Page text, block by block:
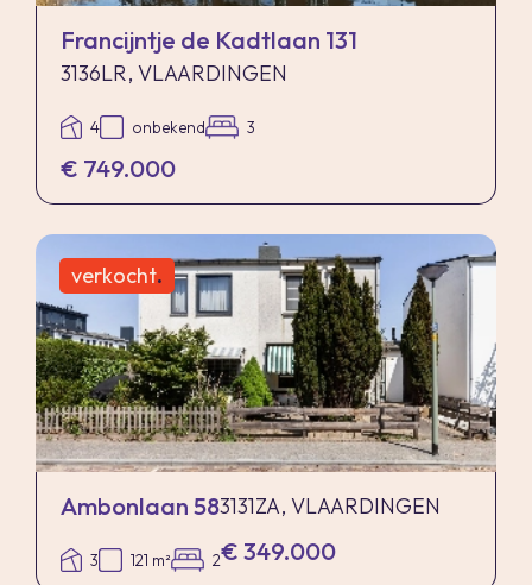
deze brochure moet beschouwd worden als een
uitnodiging tot het doen van een bod of om in
onderhandeling te treden. Er kunnen geen
rechten worden ontleend aan deze informatie.
Francijntje de Kadtlaan 131
3136LR, VLAARDINGEN
4 onbekend 3
€ 749.000
verkocht.
Ambonlaan 583131ZA, VLAARDINGEN
3 121 m² 2€ 349.000